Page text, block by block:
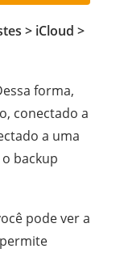
> iCloud >
forma,
conectado a
a uma
backup
pode ver a